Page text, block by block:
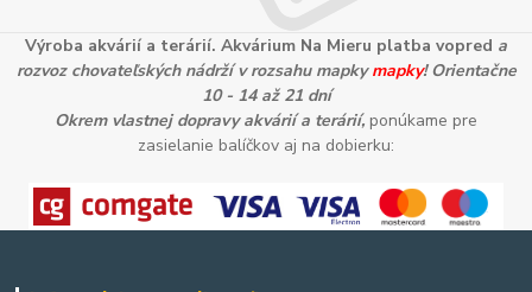
Výroba akvárií a terárií. Akvárium Na Mieru platba vopred a
rozvoz chovateľských nádrží v rozsahu mapkymapky! Orientačne
10 - 14 až 21 dní
Okrem vlastnej dopravy akvárií a terárií, ponúkame pre
zasielanie balíčkov aj na dobierku: